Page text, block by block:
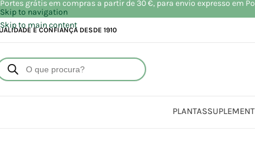
Skip to navigation
Skip to main content
E CONFIANÇA DESDE 1910
PLANTAS
Portes grátis em compras a partir de 30 €, para envio expresso em